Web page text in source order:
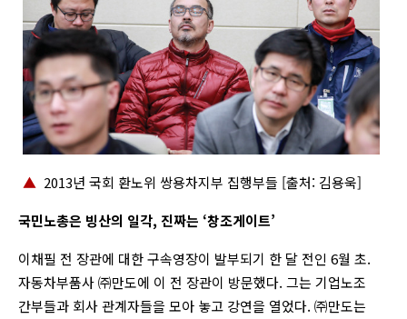
▲ 2013년 국회 환노위 쌍용차지부 집행부들 [출처: 김용욱]
국민노총은 빙산의 일각, 진짜는 ‘창조게이트’
이채필 전 장관에 대한 구속영장이 발부되기 한 달 전인 6월 초.
자동차부품사 ㈜만도에 이 전 장관이 방문했다. 그는 기업노조
간부들과 회사 관계자들을 모아 놓고 강연을 열었다. ㈜만도는